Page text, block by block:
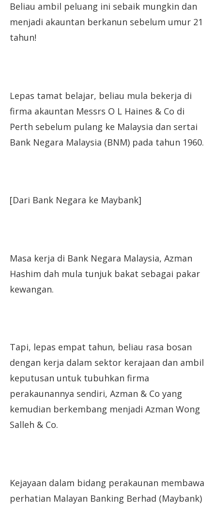
Beliau ambil peluang ini sebaik mungkin dan
menjadi akauntan berkanun sebelum umur 21
tahun!
Lepas tamat belajar, beliau mula bekerja di
firma akauntan Messrs O L Haines & Co di
Perth sebelum pulang ke Malaysia dan sertai
Bank Negara Malaysia (BNM) pada tahun 1960.
[Dari Bank Negara ke Maybank]
Masa kerja di Bank Negara Malaysia, Azman
Hashim dah mula tunjuk bakat sebagai pakar
kewangan.
Tapi, lepas empat tahun, beliau rasa bosan
dengan kerja dalam sektor kerajaan dan ambil
keputusan untuk tubuhkan firma
perakaunannya sendiri, Azman & Co yang
kemudian berkembang menjadi Azman Wong
Salleh & Co.
Kejayaan dalam bidang perakaunan membawa
perhatian Malayan Banking Berhad (Maybank)